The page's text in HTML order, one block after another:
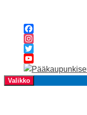
Facebook
Instagram
Twitter
YouTube
Channel
Valikko